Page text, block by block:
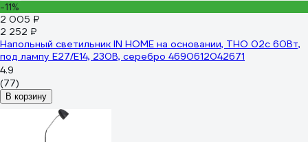
-11%
2 005 ₽
2 252 ₽
Напольный светильник IN HOME на основании, ТНО 02с 60Вт,
под лампу Е27/Е14, 230В, серебро 4690612042671
4.9
(77)
В корзину